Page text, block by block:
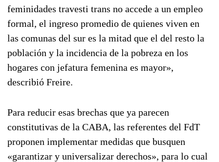
feminidades travesti trans no accede a un empleo
formal, el ingreso promedio de quienes viven en
las comunas del sur es la mitad que el del resto la
población y la incidencia de la pobreza en los
hogares con jefatura femenina es mayor»,
describió Freire.
Para reducir esas brechas que ya parecen
constitutivas de la CABA, las referentes del FdT
proponen implementar medidas que busquen
«garantizar y universalizar derechos», para lo cual